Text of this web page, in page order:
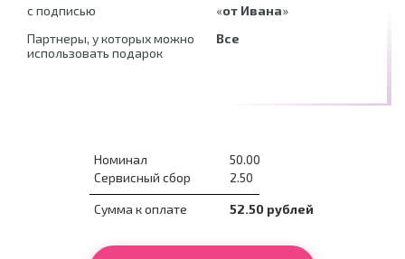
с подписью
«от Ивана»
Партнеры, у которых можно
использовать подарок
Все
Номинал
50.00
Сервисный сбор
2.50
Сумма к оплате 52.50 рублей